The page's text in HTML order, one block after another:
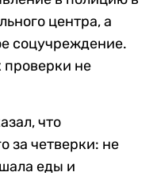
центра, а
соцучреждение.
проверки не
что
за четверки: не
еды и